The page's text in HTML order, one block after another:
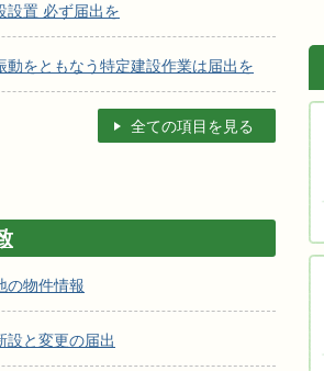
設置 必ず届出を
動をともなう特定建設作業は届出を
全ての項目を見る
の物件情報
設と変更の届出